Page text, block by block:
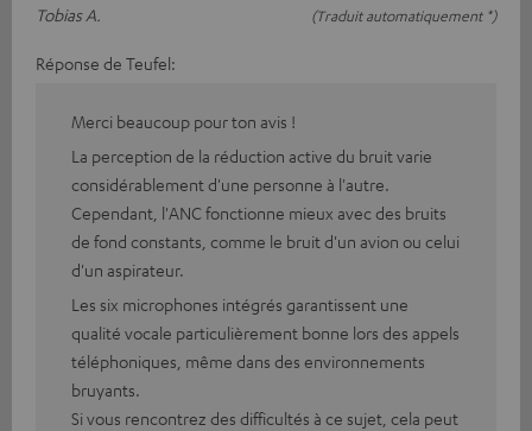
Tobias A.
(Traduit automatiquement *)
Réponse de Teufel:
Merci beaucoup pour ton avis !
La perception de la réduction active du bruit varie
considérablement d'une personne à l'autre.
Cependant, l'ANC fonctionne mieux avec des bruits
de fond constants, comme le bruit d'un avion ou celui
d'un aspirateur.
Les six microphones intégrés garantissent une
qualité vocale particulièrement bonne lors des appels
téléphoniques, même dans des environnements
bruyants.
Si vous rencontrez des difficultés à ce sujet, cela peut